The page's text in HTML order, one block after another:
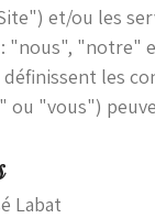
et/ou les
"nous", "notre"
les
ou "vous")
Labat